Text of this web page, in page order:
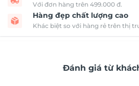
Với đơn hàng trên 499.000 đ.
Hàng đẹp chất lượng cao
Khác biệt so với hàng rẻ trên thị
Đánh giá từ